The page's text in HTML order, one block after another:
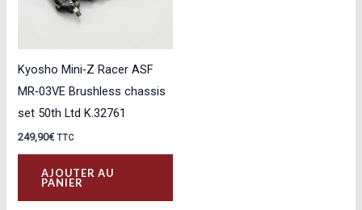
Kyosho Mini‑Z Racer ASF
MR‑03VE Brushless chassis
set 50th Ltd K.32761
249,90€ TTC
AJOUTER AU
PANIER